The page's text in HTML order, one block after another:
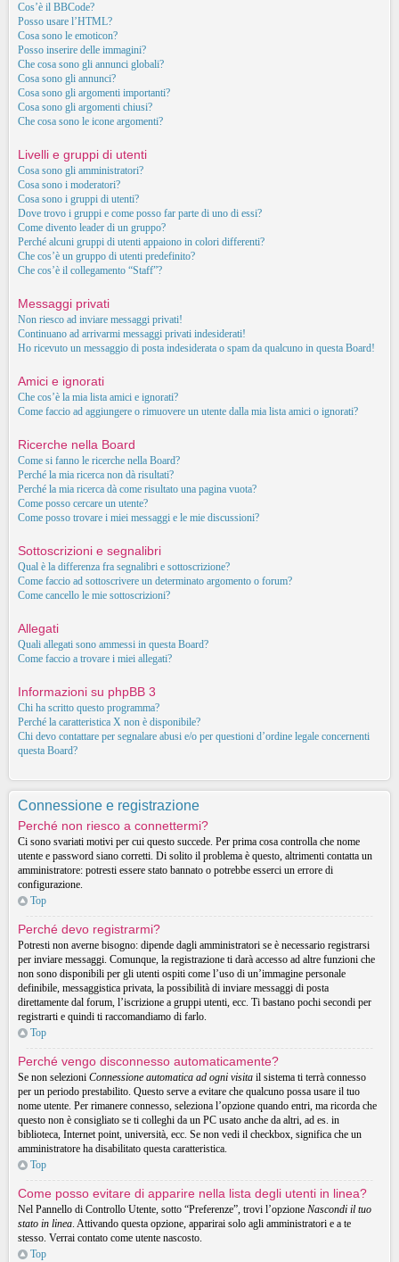
Cos’è il BBCode?
Posso usare l’HTML?
Cosa sono le emoticon?
Posso inserire delle immagini?
Che cosa sono gli annunci globali?
Cosa sono gli annunci?
Cosa sono gli argomenti importanti?
Cosa sono gli argomenti chiusi?
Che cosa sono le icone argomenti?
Livelli e gruppi di utenti
Cosa sono gli amministratori?
Cosa sono i moderatori?
Cosa sono i gruppi di utenti?
Dove trovo i gruppi e come posso far parte di uno di essi?
Come divento leader di un gruppo?
Perché alcuni gruppi di utenti appaiono in colori differenti?
Che cos’è un gruppo di utenti predefinito?
Che cos’è il collegamento “Staff”?
Messaggi privati
Non riesco ad inviare messaggi privati!
Continuano ad arrivarmi messaggi privati indesiderati!
Ho ricevuto un messaggio di posta indesiderata o spam da qualcuno in questa Board!
Amici e ignorati
Che cos’è la mia lista amici e ignorati?
Come faccio ad aggiungere o rimuovere un utente dalla mia lista amici o ignorati?
Ricerche nella Board
Come si fanno le ricerche nella Board?
Perché la mia ricerca non dà risultati?
Perché la mia ricerca dà come risultato una pagina vuota?
Come posso cercare un utente?
Come posso trovare i miei messaggi e le mie discussioni?
Sottoscrizioni e segnalibri
Qual è la differenza fra segnalibri e sottoscrizione?
Come faccio ad sottoscrivere un determinato argomento o forum?
Come cancello le mie sottoscrizioni?
Allegati
Quali allegati sono ammessi in questa Board?
Come faccio a trovare i miei allegati?
Informazioni su phpBB 3
Chi ha scritto questo programma?
Perché la caratteristica X non è disponibile?
Chi devo contattare per segnalare abusi e/o per questioni d’ordine legale concernenti
questa Board?
Connessione e registrazione
Perché non riesco a connettermi?
Ci sono svariati motivi per cui questo succede. Per prima cosa controlla che nome
utente e password siano corretti. Di solito il problema è questo, altrimenti contatta un
amministratore: potresti essere stato bannato o potrebbe esserci un errore di
configurazione.
Top
Perché devo registrarmi?
Potresti non averne bisogno: dipende dagli amministratori se è necessario registrarsi
per inviare messaggi. Comunque, la registrazione ti darà accesso ad altre funzioni che
non sono disponibili per gli utenti ospiti come l’uso di un’immagine personale
definibile, messaggistica privata, la possibilità di inviare messaggi di posta
direttamente dal forum, l’iscrizione a gruppi utenti, ecc. Ti bastano pochi secondi per
registrarti e quindi ti raccomandiamo di farlo.
Top
Perché vengo disconnesso automaticamente?
Se non selezioni Connessione automatica ad ogni visita il sistema ti terrà connesso
per un periodo prestabilito. Questo serve a evitare che qualcuno possa usare il tuo
nome utente. Per rimanere connesso, seleziona l’opzione quando entri, ma ricorda che
questo non è consigliato se ti colleghi da un PC usato anche da altri, ad es. in
biblioteca, Internet point, università, ecc. Se non vedi il checkbox, significa che un
amministratore ha disabilitato questa caratteristica.
Top
Come posso evitare di apparire nella lista degli utenti in linea?
Nel Pannello di Controllo Utente, sotto “Preferenze”, trovi l’opzione Nascondi il tuo
stato in linea. Attivando questa opzione, apparirai solo agli amministratori e a te
stesso. Verrai contato come utente nascosto.
Top